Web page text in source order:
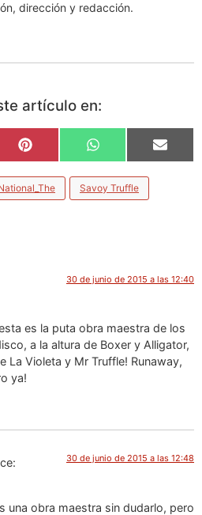
dirección y redacción.
artículo en:
Pinterest WhatsApp Email
Savoy Truffle
30 de junio de 2015 a las 12:40
es la puta obra maestra de los
a la altura de Boxer y Alligator,
La Violeta y Mr Truffle! Runaway,
ya!
30 de junio de 2015 a las 12:48
una obra maestra sin dudarlo, pero